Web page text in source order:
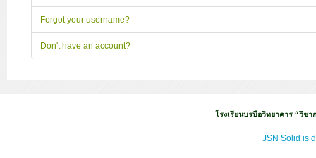
Forgot your username?
Don't have an account?
โรงเรียนบรบือวิทยาคาร “วิช
JSN Solid is